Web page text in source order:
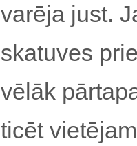
varēja just.
skatuves
vēlāk
ticēt